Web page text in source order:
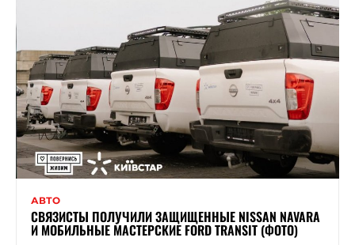
АВТО
СВЯЗИСТЫ ПОЛУЧИЛИ ЗАЩИЩЕННЫЕ NISSAN NAVARA
И МОБИЛЬНЫЕ МАСТЕРСКИЕ FORD TRANSIT (ФОТО)